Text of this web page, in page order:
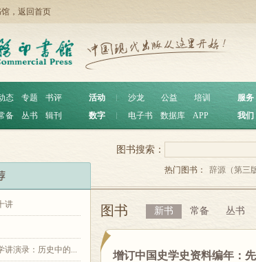
， 返回首页
态 专题
书评
备 丛书 辑刊
活动 沙龙 公益
培训
数字
电子书 数据库 APP
服务
我们
讲
讲演录：历史中的...
图书搜索：
热门图书： 辞源（第三
图书 新书 常备 丛书
增订中国史学史资料编年：